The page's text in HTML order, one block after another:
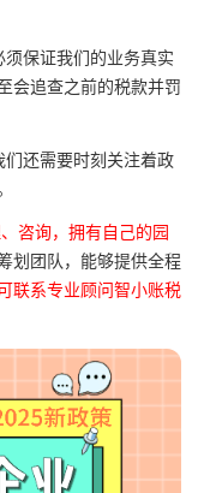
保证我们的业务真实
会追查之前的税款并罚
还需要时刻关注着政
咨询，拥有自己的园
划团队，能够提供全程
联系专业顾问智小账税